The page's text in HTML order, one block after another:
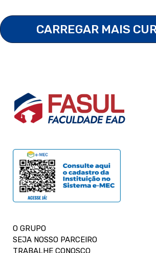
CARREGAR MAIS
O GRUPO
SEJA NOSSO PARCEIRO
TRABALHE CONOSCO